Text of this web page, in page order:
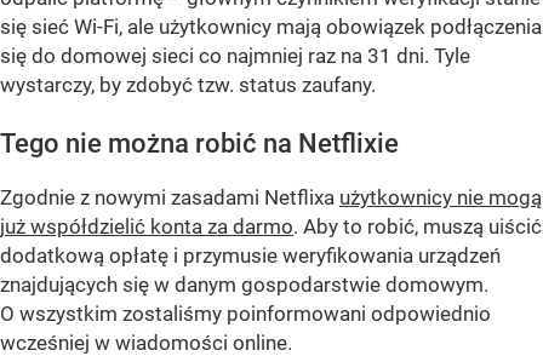
się sieć Wi-Fi, ale użytkownicy mają obowiązek podłączenia
się do domowej sieci co najmniej raz na 31 dni. Tyle
wystarczy, by zdobyć tzw. status zaufany.
Tego nie można robić na Netflixie
Zgodnie z nowymi zasadami Netflixa użytkownicy nie mogą
już współdzielić konta za darmo. Aby to robić, muszą uiścić
dodatkową opłatę i przymusie weryfikowania urządzeń
znajdujących się w danym gospodarstwie domowym.
O wszystkim zostaliśmy poinformowani odpowiednio
wcześniej w wiadomości online.